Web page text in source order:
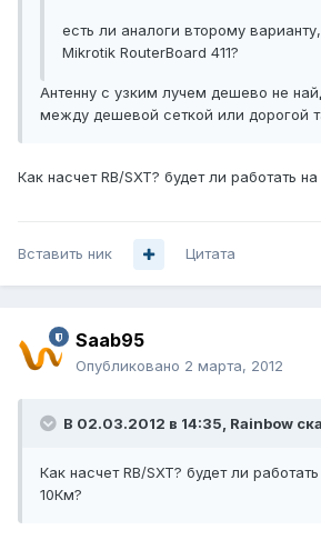
есть ли аналоги второму
Mikrotik RouterBoard 411?
Антенну с узким лучем дешево не
между дешевой сеткой или дорогой
Как насчет RB/SXT? будет ли работать
Вставить ник Цитата
Saab95
Опубликовано 2 марта, 2012
В 02.03.2012 в 14:35, Rainbow
Как насчет RB/SXT? будет ли
10Км?